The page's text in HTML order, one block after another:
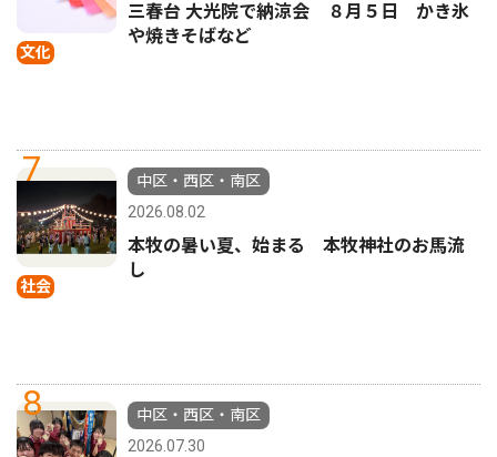
文化
三春台 大光院で納涼会 ８月５日 かき氷
や焼きそばなど
7
社会
中区・西区・南区
2026.08.02
本牧の暑い夏、始まる 本牧神社のお馬流
し
8
中区・西区・南区
2026.07.30